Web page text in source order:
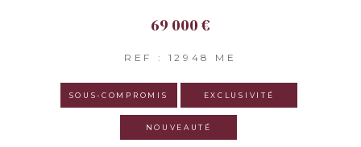
69 000 €
REF : 12948 ME
SOUS-COMPROMIS EXCLUSIVITÉ
NOUVEAUTÉ